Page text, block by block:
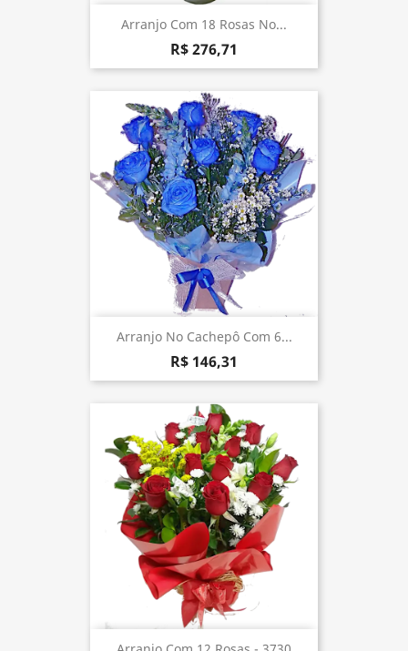
Arranjo Com 18 Rosas No...
R$ 276,71
Arranjo No Cachepô Com 6...
R$ 146,31